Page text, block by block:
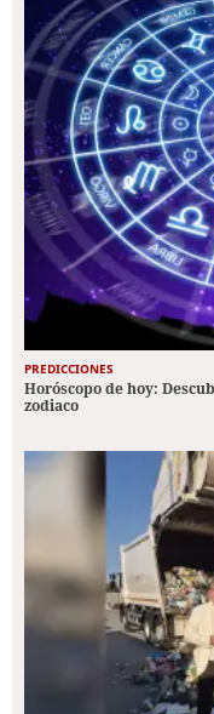
PREDICCIONES
Horóscopo de hoy:
zodiaco